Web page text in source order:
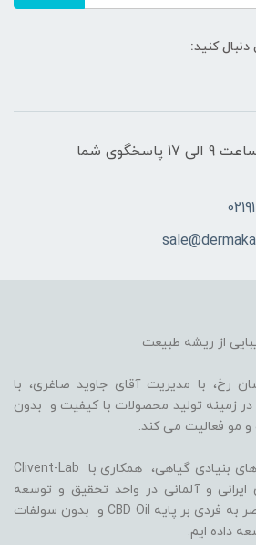
کنید:
شنبه تا پنج شنبه ، از ساعت 9 الی 17 پاسخگوی شما
از ریشه طبیعت
رخ، با مدیریت آقای جاوید صاغری، با
زمینه تولید محصولات با کیفیت و بدون
و مو فعالیت می کند.
ما با بهره گیری از سلول های بنیادی گیاهی، همکاری با Clivent-Lab
و آلمانی در واحد تحقیق و توسعه
(R&D)، فرمولاسیون منحصر به فردی بر پایه CBD Oil و بدون سولفات
داده ایم.